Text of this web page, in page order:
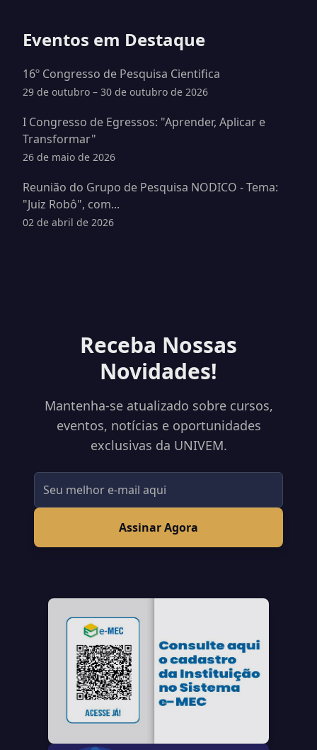
Eventos em Destaque
16º Congresso de Pesquisa Cientifica
29 de outubro – 30 de outubro de 2026
I Congresso de Egressos: "Aprender, Aplicar e
Transformar"
26 de maio de 2026
Reunião do Grupo de Pesquisa NODICO - Tema:
"Juiz Robô", com...
02 de abril de 2026
Receba Nossas
Novidades!
Mantenha-se atualizado sobre cursos,
eventos, notícias e oportunidades
exclusivas da UNIVEM.
Assinar Agora